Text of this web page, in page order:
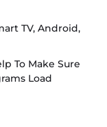
TV, Android,
To Make Sure
Load